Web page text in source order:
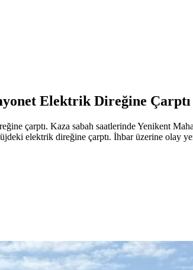
Elektrik Direğine Çarptı
çarptı. Kaza sabah saatlerinde Yenikent
elektrik direğine çarptı. İhbar üzerine olay